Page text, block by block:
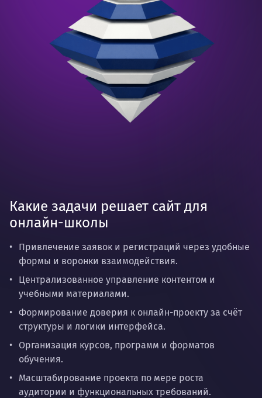
Какие задачи решает сайт для
онлайн-школы
Привлечение заявок и регистраций через удобные
формы и воронки взаимодействия.
Централизованное управление контентом и
учебными материалами.
Формирование доверия к онлайн-проекту за счёт
структуры и логики интерфейса.
Организация курсов, программ и форматов
обучения.
Масштабирование проекта по мере роста
аудитории и функциональных требований.